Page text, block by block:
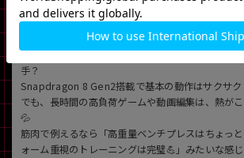
「可愛く映えたいっ💖」っていうわがままも、し
✨まさに“細マッチョ系カメラ”なのですっ💪📸💕
🎮4. 日常使いは余裕！だけどガチ筋トレ（高負荷
手？
Snapdragon 8 Gen2搭載で基本の動作はサクサク
でも、長時間の高負荷ゲームや動画編集は、熱が
💦
筋肉で例えるなら「高重量ベンチプレスはちょっ
ォーム重視のトレーニングは完璧💪」みたいな感じ